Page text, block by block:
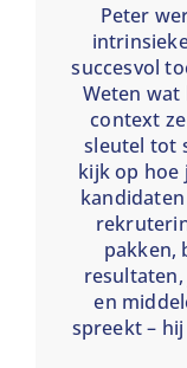
Peter
succesvol
Weten
context
sleutel tot
kijk op hoe
pakken,
en
spreekt – hij